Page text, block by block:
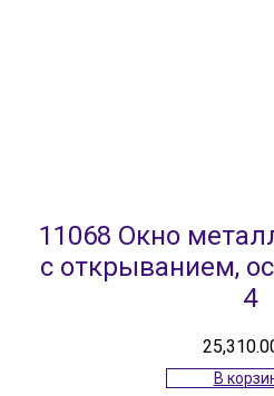
11068 Окно
с открыванием,
4
В